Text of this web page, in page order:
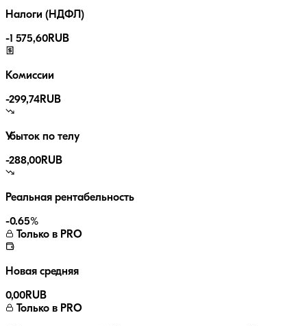
Налоги (НДФЛ)
-1 575,60RUB
Комиссии
-299,74RUB
Убыток по телу
-288,00RUB
Реальная рентабельность
-0.65%
Только в PRO
Новая средняя
0,00RUB
Только в PRO